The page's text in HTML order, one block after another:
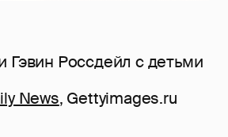
Гэвин Россдейл с детьми
News, Gettyimages.ru